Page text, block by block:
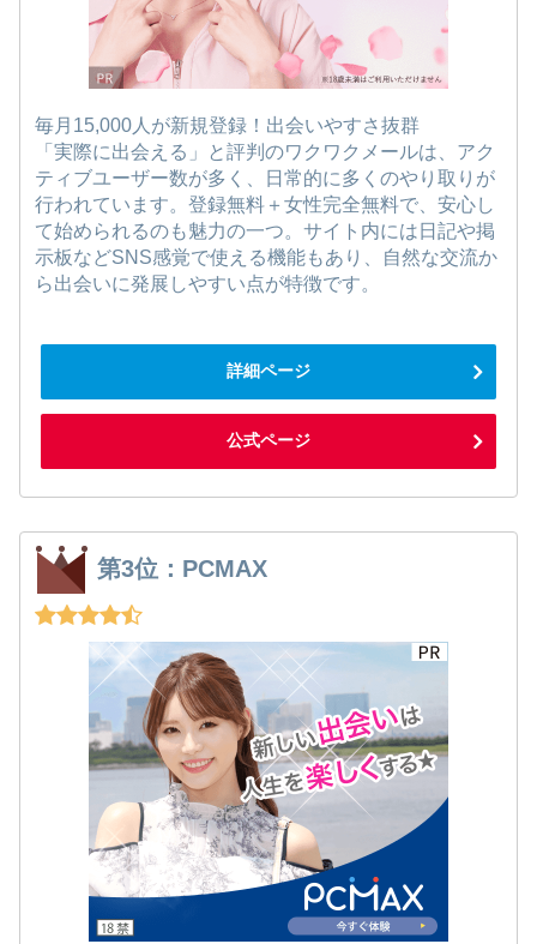
毎月15,000人が新規登録！出会いやすさ抜群
「実際に出会える」と評判のワクワクメールは、アク
ティブユーザー数が多く、日常的に多くのやり取りが
行われています。登録無料＋女性完全無料で、安心し
て始められるのも魅力の一つ。サイト内には日記や掲
示板などSNS感覚で使える機能もあり、自然な交流か
ら出会いに発展しやすい点が特徴です。
詳細ページ
公式ページ
第3位：PCMAX